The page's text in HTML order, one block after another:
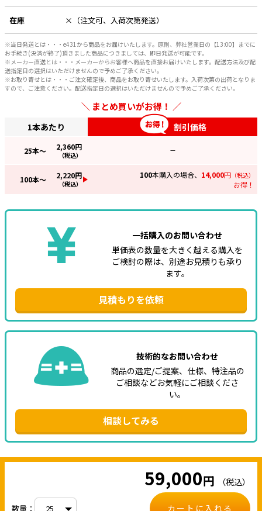
e431オリジナル
販売終了品
在庫 ×（注文可、入荷次第発送）
※当日発送とは・・・e431から商品をお届けいたします。原則、弊社営業日の【13:00】までに
お手続き(決済が終了)頂きました商品につきましては、即日発送が可能です。
※メーカー直送とは・・・メーカーからお客様へ商品を直接お届けいたします。配送方法及び配
送指定日の選択はいただけませんので予めご了承ください。
※お取り寄せとは・・・ご注文確定後、商品をお取り寄せいたします。入荷次第の出荷となりま
すので、ご注意ください。配送指定日の選択はいただけませんので予めご了承ください。
まとめ買いがお得！
1本あたり 割引価格
25本～ 2,360円
（税込）
—
100本～ 2,220円
（税込）
100本購入の場合、 14,000円 （税込）
お得！
一括購入のお問い合わせ
単価表の数量を大きく越える購入を
ご検討の際は、別途お見積りも承り
ます。
見積もりを依頼
技術的なお問い合わせ
商品の選定/ご提案、仕様、特注品の
ご相談などお気軽にご相談くださ
い。
相談してみる
59,000円 （税込）
数量： カートに入れる